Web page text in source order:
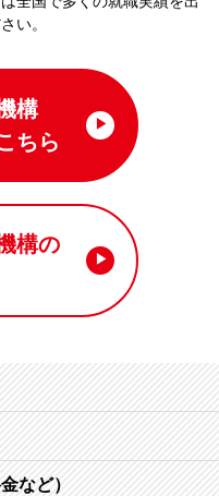
い。
構
ちら
構の
など）